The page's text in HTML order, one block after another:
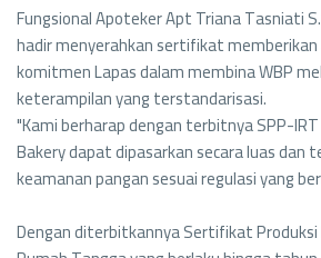
Fungsional Apoteker Apt Triana Tasniati
hadir menyerahkan sertifikat
komitmen Lapas dalam membina WBP
keterampilan yang terstandarisasi.
"Kami berharap dengan terbitnya SPP-
Bakery dapat dipasarkan secara luas
keamanan pangan sesuai regulasi yang
Dengan diterbitkannya Sertifikat